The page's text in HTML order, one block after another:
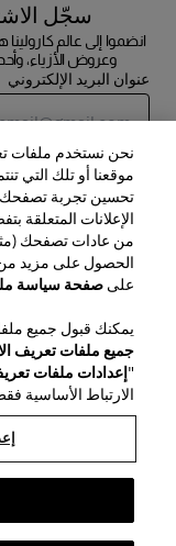
سجّل
انضموا إلى عالم
وعروض الأزياء،
عنوان البريد الإلكتروني
المنطقة / اللغة
خدمة العملاء
العثور على متجر
الشحن والإرجاع للجمال
خدمة تغليف الهدايا
نبذة عن الدار
House of Herrera
(يفتح في نافذة جديدة)
الجوانب القانونية وملفات
الشروط والأحكام
سياسة الخصوصية
نحن نستخدم ملفات
موقعنا أو تلك التي
تحسين تجربة تصفحك
الإعلانات المتعلقة
من عادات تصفحك
الحصول على مزيد
علىصفحة سياسة
يمكنك قبول جميع
جميع ملفات تعريف
" إعدادات ملفات
الارتباط الأساسية